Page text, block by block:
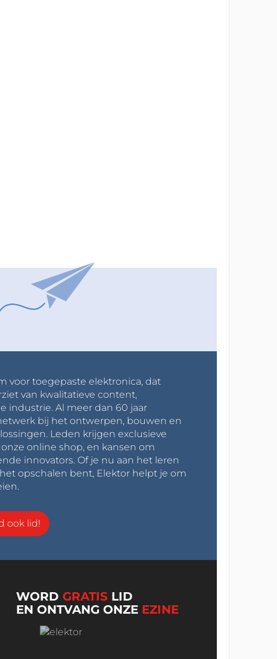
voor toegepaste elektronica, dat
van kwalitatieve content,
industrie. Al meer dan 60 jaar
bij het ontwerpen, bouwen en
Leden krijgen exclusieve
online shop, en kansen om
innovators. Of je nu aan het leren
opschalen bent, Elektor helpt je om
ook lid!
WORDGRATIS LID
EN ONTVANG ONZE EZINE